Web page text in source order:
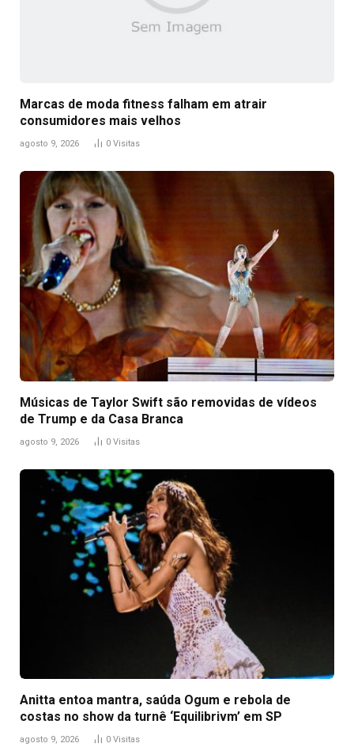
Marcas de moda fitness falham em atrair
consumidores mais velhos
agosto 9, 2026 0 Visitas
Músicas de Taylor Swift são removidas de vídeos
de Trump e da Casa Branca
agosto 9, 2026 0 Visitas
Anitta entoa mantra, saúda Ogum e rebola de
costas no show da turnê ‘Equilibrivm’ em SP
agosto 9, 2026 0 Visitas